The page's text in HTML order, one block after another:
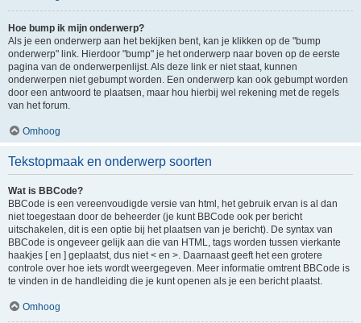
Hoe bump ik mijn onderwerp?
Als je een onderwerp aan het bekijken bent, kan je klikken op de "bump
onderwerp" link. Hierdoor "bump" je het onderwerp naar boven op de eerste
pagina van de onderwerpenlijst. Als deze link er niet staat, kunnen
onderwerpen niet gebumpt worden. Een onderwerp kan ook gebumpt worden
door een antwoord te plaatsen, maar hou hierbij wel rekening met de regels
van het forum.
Omhoog
Tekstopmaak en onderwerp soorten
Wat is BBCode?
BBCode is een vereenvoudigde versie van html, het gebruik ervan is al dan
niet toegestaan door de beheerder (je kunt BBCode ook per bericht
uitschakelen, dit is een optie bij het plaatsen van je bericht). De syntax van
BBCode is ongeveer gelijk aan die van HTML, tags worden tussen vierkante
haakjes [ en ] geplaatst, dus niet < en >. Daarnaast geeft het een grotere
controle over hoe iets wordt weergegeven. Meer informatie omtrent BBCode is
te vinden in de handleiding die je kunt openen als je een bericht plaatst.
Omhoog